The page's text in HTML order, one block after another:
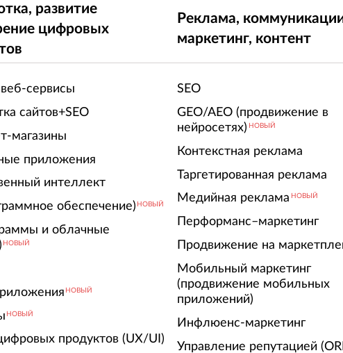
развитие
цифровых
сервисы
сайтов+SEO
магазины
приложения
интеллект
обеспечение) НОВЫЙ
и облачные
НОВЫЙ
НОВЫЙ
НОВЫЙ
продуктов (UX/UI)
Реклама,
маркетинг, контент
SEO
GEO/AEO (продвижение в
нейросетях) НОВЫЙ
Контекстная реклама
Таргетированная реклама
Медийная реклама НОВЫЙ
Перформанс–маркетинг
Продвижение на
Мобильный маркетинг
(продвижение мобильных
приложений)
Инфлюенс-маркетинг
Управление репутацией